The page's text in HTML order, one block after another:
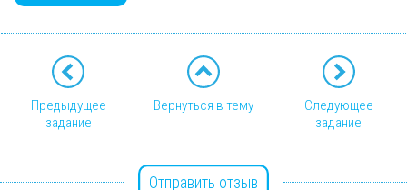
Предыдущее
задание
Вернуться в тему
Следующее
задание
Отправить отзыв